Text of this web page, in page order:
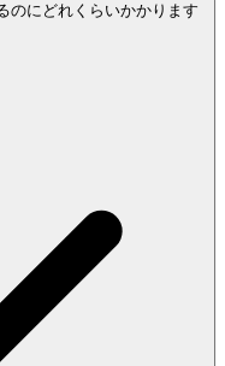
のにどれくらいかかります